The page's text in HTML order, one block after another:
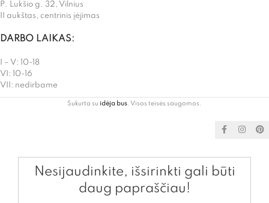
P. Lukšio g. 32, Vilnius
II aukštas, centrinis įėjimas
DARBO LAIKAS:
I – V: 10-18
VI: 10-16
VII: nedirbame
Sukurta su idėja bus. Visos teisės saugomos.
Nesijaudinkite, išsirinkti gali būti
daug papraščiau!